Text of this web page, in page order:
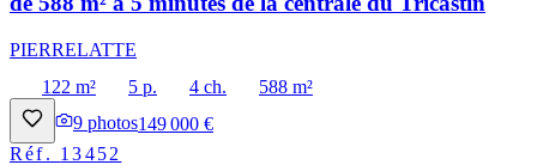
PIERRELATTE
122 m²
5 p. 4 ch.
588 m²
9 photos149 000 €
Réf. 13452